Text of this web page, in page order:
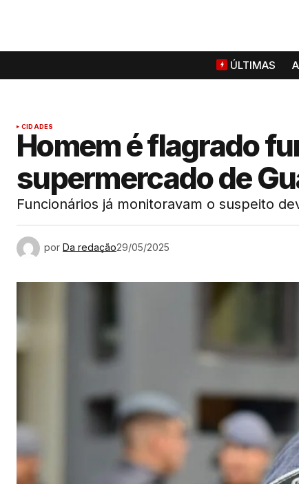
ÚLTIMAS
CIDADES
Homem é flagrado
supermercado de
Funcionários já monitoravam o suspeito
por Da redação29/05/2025